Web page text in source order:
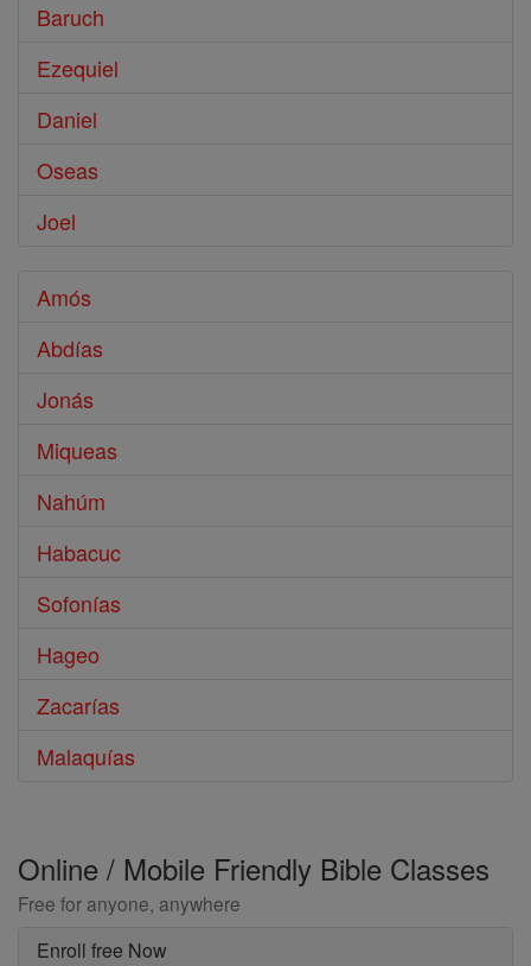
Baruch
Ezequiel
Daniel
Oseas
Joel
Amós
Abdías
Jonás
Miqueas
Nahúm
Habacuc
Sofonías
Hageo
Zacarías
Malaquías
Online / Mobile Friendly Bible Classes
Free for anyone, anywhere
Enroll free Now